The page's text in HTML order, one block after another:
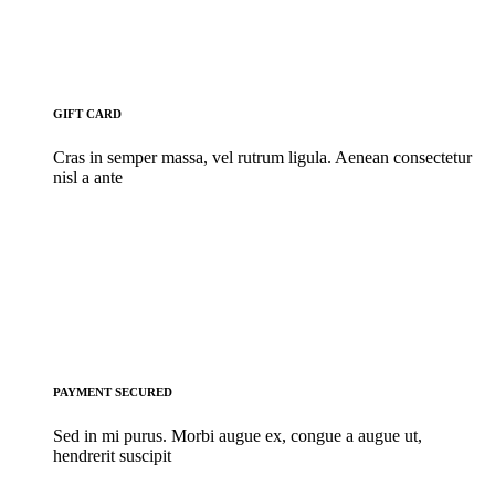
GIFT CARD
Cras in semper massa, vel rutrum ligula. Aenean consectetur
nisl a ante
PAYMENT SECURED
Sed in mi purus. Morbi augue ex, congue a augue ut,
hendrerit suscipit